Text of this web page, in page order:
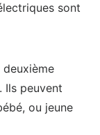
sont
deuxième
Ils peuvent
ou jeune